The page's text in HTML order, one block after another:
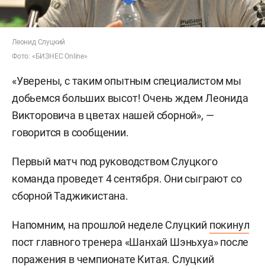
Леонид Слуцкий
Фото: «БИЗНЕС Online»
«Уверены, с таким опытным специалистом мы
добьемся больших высот! Очень ждем Леонида
Викторовича в цветах нашей сборной», —
говорится в сообщении.
Первый матч под руководством Слуцкого
команда проведет 4 сентября. Они сыграют со
сборной Таджикистана.
Напомним, на прошлой неделе Слуцкий покинул
пост главного тренера «Шанхай Шэньхуа» после
поражения в чемпионате Китая. Слуцкий